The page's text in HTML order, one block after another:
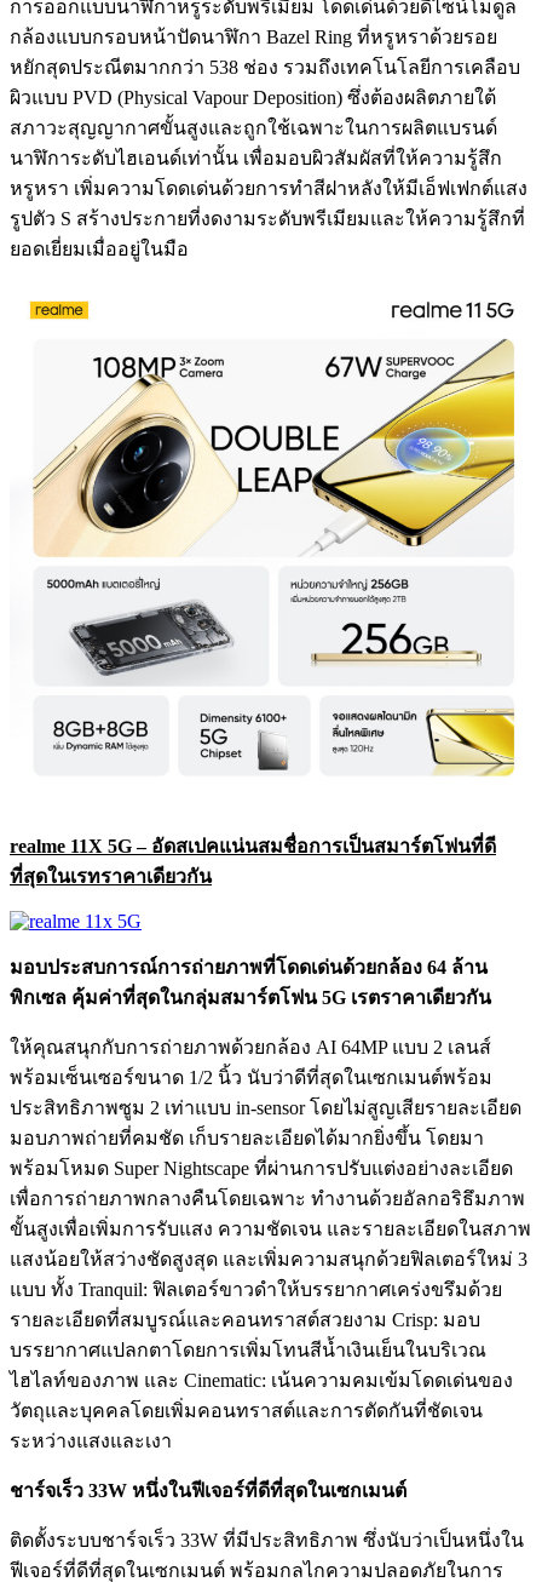
การออกแบบนาฬิกาหรูระดับพรีเมียม โดดเด่นด้วยดีไซน์โมดูล
กล้องแบบกรอบหน้าปัดนาฬิกา Bazel Ring ที่หรูหราด้วยรอย
หยักสุดประณีตมากกว่า 538 ช่อง รวมถึงเทคโนโลยีการเคลือบ
ผิวแบบ PVD (Physical Vapour Deposition) ซึ่งต้องผลิตภายใต้
สภาวะสุญญากาศขั้นสูงและถูกใช้เฉพาะในการผลิตแบรนด์
นาฬิการะดับไฮเอนด์เท่านั้น เพื่อมอบผิวสัมผัสที่ให้ความรู้สึก
หรูหรา เพิ่มความโดดเด่นด้วยการทำสีฝาหลังให้มีเอ็ฟเฟกต์แสง
รูปตัว S สร้างประกายที่งดงามระดับพรีเมียมและให้ความรู้สึกที่
ยอดเยี่ยมเมื่ออยู่ในมือ
realme 11X 5G – อัดสเปคแน่นสมชื่อการเป็นสมาร์ตโฟนที่ดี
ที่สุดในเรทราคาเดียวกัน
มอบประสบการณ์การถ่ายภาพที่โดดเด่นด้วยกล้อง 64 ล้าน
พิกเซล คุ้มค่าที่สุดในกลุ่มสมาร์ตโฟน 5G เรตราคาเดียวกัน
ให้คุณสนุกกับการถ่ายภาพด้วยกล้อง AI 64MP แบบ 2 เลนส์
พร้อมเซ็นเซอร์ขนาด 1/2 นิ้ว นับว่าดีที่สุดในเซกเมนต์พร้อม
ประสิทธิภาพซูม 2 เท่าแบบ in-sensor โดยไม่สูญเสียรายละเอียด
มอบภาพถ่ายที่คมชัด เก็บรายละเอียดได้มากยิ่งขึ้น โดยมา
พร้อมโหมด Super Nightscape ที่ผ่านการปรับแต่งอย่างละเอียด
เพื่อการถ่ายภาพกลางคืนโดยเฉพาะ ทำงานด้วยอัลกอริธึมภาพ
ขั้นสูงเพื่อเพิ่มการรับแสง ความชัดเจน และรายละเอียดในสภาพ
แสงน้อยให้สว่างชัดสูงสุด และเพิ่มความสนุกด้วยฟิลเตอร์ใหม่ 3
แบบ ทั้ง Tranquil: ฟิลเตอร์ขาวดำให้บรรยากาศเคร่งขรึมด้วย
รายละเอียดที่สมบูรณ์และคอนทราสต์สวยงาม Crisp: มอบ
บรรยากาศแปลกตาโดยการเพิ่มโทนสีน้ำเงินเย็นในบริเวณ
ไฮไลท์ของภาพ และ Cinematic: เน้นความคมเข้มโดดเด่นของ
วัตถุและบุคคลโดยเพิ่มคอนทราสต์และการตัดกันที่ชัดเจน
ระหว่างแสงและเงา
ชาร์จเร็ว 33W หนึ่งในฟีเจอร์ที่ดีที่สุดในเซกเมนต์
ติดตั้งระบบชาร์จเร็ว 33W ที่มีประสิทธิภาพ ซึ่งนับว่าเป็นหนึ่งใน
ฟีเจอร์ที่ดีที่สุดในเซกเมนต์ พร้อมกลไกความปลอดภัยในการ